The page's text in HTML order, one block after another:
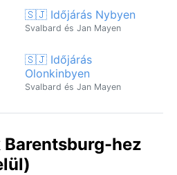
🇸🇯 Időjárás Nybyen
Svalbard és Jan Mayen
🇸🇯 Időjárás
Olonkinbyen
Svalbard és Jan Mayen
hez